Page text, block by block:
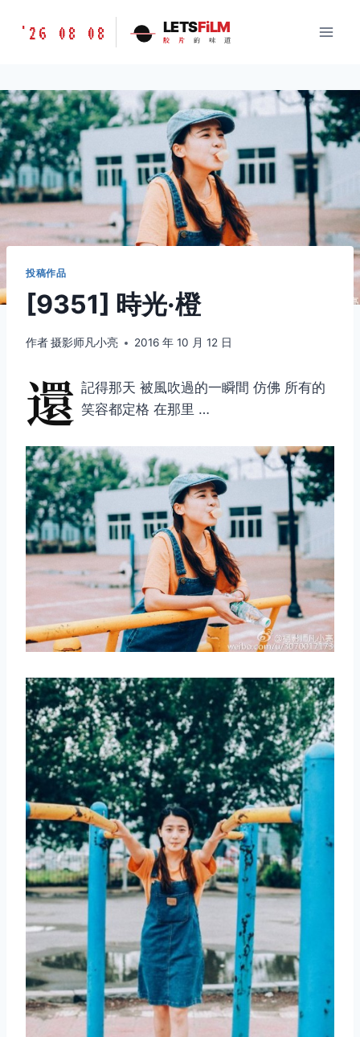
胶
味
道
LETSFILM
'26 08 08 LETSFiLM
胶 片 的 味 道
投稿作品
[9351] 時光·橙
作者摄影师凡小亮 2016 年 10 月 12 日
還 記得那天 被風吹過的一瞬間 仿佛 所有的
笑容都定格 在那里 …